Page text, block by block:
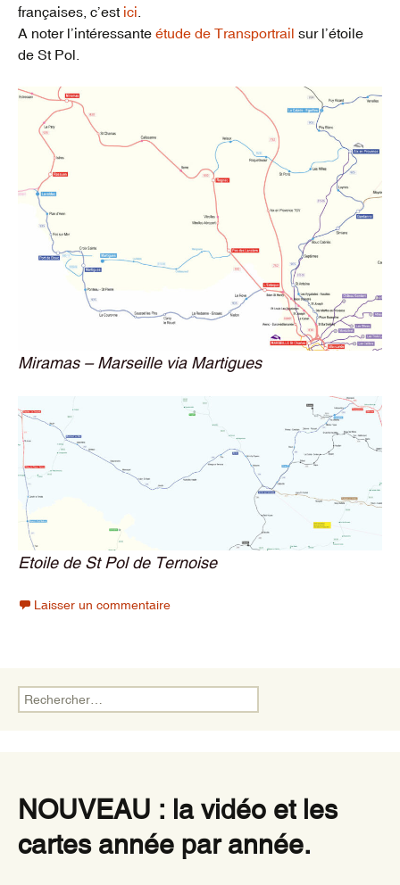
françaises, c’est ici
A noter l’intéressante étude de Transportrail sur l’étoile
de St Pol.
Miramas – Marseille via Martigues
Etoile de St Pol de Ternoise
Laisser un commentaire
Rechercher :
NOUVEAU : la vidéo et les
cartes année par année.